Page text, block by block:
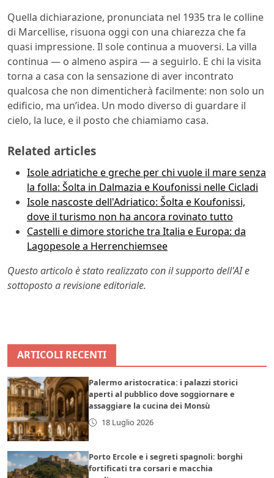
Quella dichiarazione, pronunciata nel 1935 tra le colline
di Marcellise, risuona oggi con una chiarezza che fa
quasi impressione. Il sole continua a muoversi. La villa
continua — o almeno aspira — a seguirlo. E chi la visita
torna a casa con la sensazione di aver incontrato
qualcosa che non dimenticherà facilmente: non solo un
edificio, ma un’idea. Un modo diverso di guardare il
cielo, la luce, e il posto che chiamiamo casa.
Related articles
Isole adriatiche e greche per chi vuole il mare senza
la folla: Šolta in Dalmazia e Koufonissi nelle Cicladi
Isole nascoste dell'Adriatico: Šolta e Koufonissi,
dove il turismo non ha ancora rovinato tutto
Castelli e dimore storiche tra Italia e Europa: da
Lagopesole a Herrenchiemsee
Questo articolo è stato realizzato con il supporto dell'AI e
sottoposto a revisione editoriale.
ARTICOLI RECENTI
Palermo aristocratica: i palazzi storici
aperti al pubblico dove soggiornare e
assaggiare la cucina dei Monsù
18 Luglio 2026
Porto Ercole e i segreti spagnoli: borghi
fortificati tra corsari e macchia